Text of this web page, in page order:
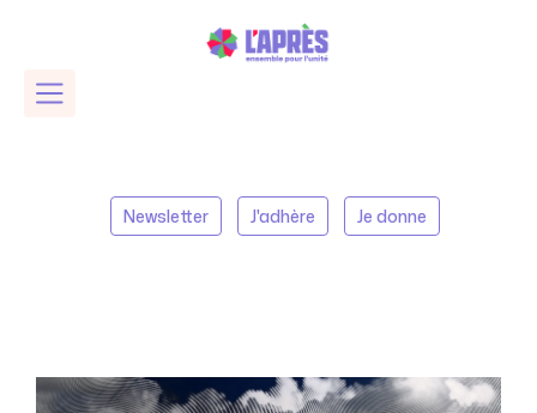
Newsletter J'adhère Je donne